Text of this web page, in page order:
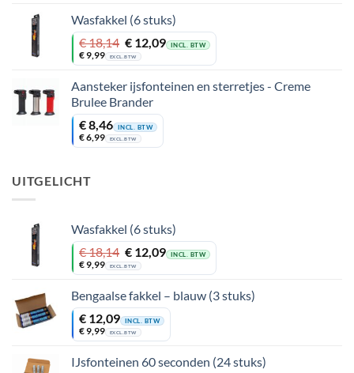
Wasfakkel (6 stuks)
€18,14
Oorspronkelijke
prijs
was:
€ 18,14.
€12,09
Huidige
prijs
is:
€ 12,09.
INCL. BTW
€9,99 EXCL. BTW
Aansteker ijsfonteinen en sterretjes - Creme
Brulee Brander
€8,46 INCL. BTW
€6,99 EXCL. BTW
UITGELICHT
Wasfakkel (6 stuks)
€18,14
Oorspronkelijke
prijs
was:
€ 18,14.
€12,09
Huidige
prijs
is:
€ 12,09.
INCL. BTW
€9,99 EXCL. BTW
Bengaalse fakkel – blauw (3 stuks)
€ 12,09 INCL. BTW
€9,99 EXCL. BTW
IJsfonteinen 60 seconden (24 stuks)